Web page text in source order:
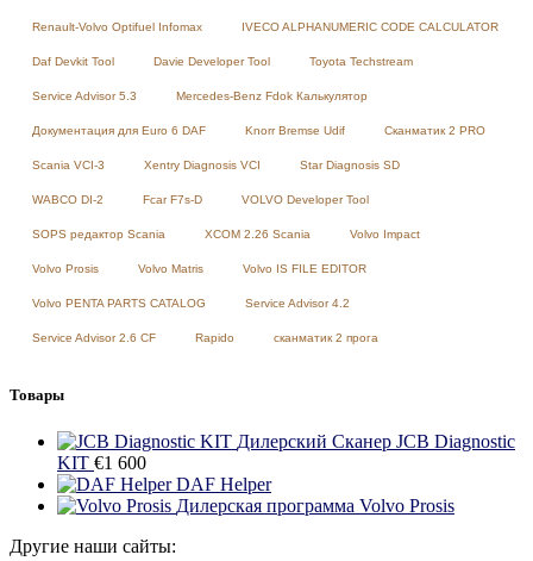
Renault-Volvo Optifuel Infomax IVECO ALPHANUMERIC CODE CALCULATOR
Daf Devkit Tool Davie Developer Tool Toyota Techstream
Service Advisor 5.3 Mercedes-Benz Fdok Калькулятор
Документация для Euro 6 DAF Knorr Bremse Udif Сканматик 2 PRO
Scania VCI-3 Xentry Diagnosis VCI Star Diagnosis SD
WABCO DI-2 Fcar F7s-D VOLVO Developer Tool
SOPS редактор Scania XCOM 2.26 Scania Volvo Impact
Volvo Prosis Volvo Matris Volvo IS FILE EDITOR
Volvo PENTA PARTS CATALOG Service Advisor 4.2
Service Advisor 2.6 CF Rapido сканматик 2 прога
Товары
Дилерский Сканер JCB Diagnostic
KIT €1 600
DAF Helper
Дилерская программа Volvo Prosis
Другие наши сайты: